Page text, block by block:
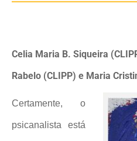
Celia Maria B. Siqueira
Rabelo (CLIPP) e Maria
Certamente, o
psicanalista está